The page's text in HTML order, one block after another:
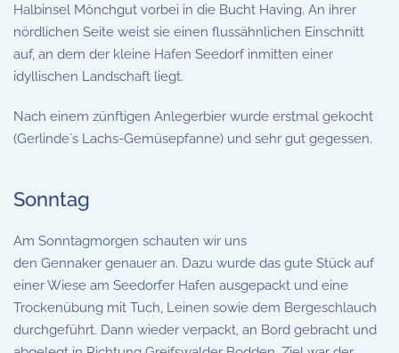
Halbinsel Mönchgut vorbei in die Bucht Having. An ihrer
nördlichen Seite weist sie einen flussähnlichen Einschnitt
auf, an dem der kleine Hafen Seedorf inmitten einer
idyllischen Landschaft liegt.
Nach einem zünftigen Anlegerbier wurde erstmal gekocht
(Gerlinde´s Lachs-Gemüsepfanne) und sehr gut gegessen.
Sonntag
Am Sonntagmorgen schauten wir uns
den Gennaker genauer an. Dazu wurde das gute Stück auf
einer Wiese am Seedorfer Hafen ausgepackt und eine
Trockenübung mit Tuch, Leinen sowie dem Bergeschlauch
durchgeführt. Dann wieder verpackt, an Bord gebracht und